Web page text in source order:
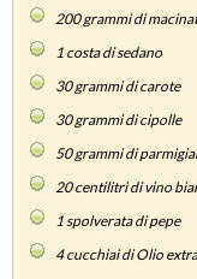
200grammi di
1 costa di sedano
30grammi di carote
30grammi di cipolle
50grammi di
20centilitri di vino
1spolverata di pepe
4cucchiai di Olio